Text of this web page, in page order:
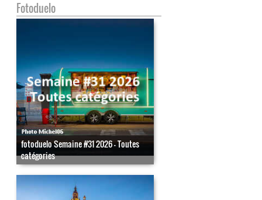
Fotoduelo
fotoduelo Semaine #31 2026 - Toutes
catégories